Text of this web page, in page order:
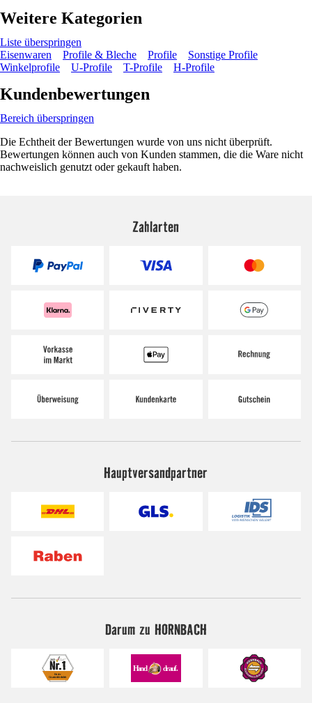
Weitere Kategorien
Liste überspringen
Eisenwaren
Profile & Bleche Profile
Sonstige Profile
Winkelprofile
U-Profile T-Profile H-Profile
Kundenbewertungen
Bereich überspringen
Die Echtheit der Bewertungen wurde von uns nicht überprüft.
Bewertungen können auch von Kunden stammen, die die Ware nicht
nachweislich genutzt oder gekauft haben.
Zahlarten
Hauptversandpartner
Darum zu HORNBACH